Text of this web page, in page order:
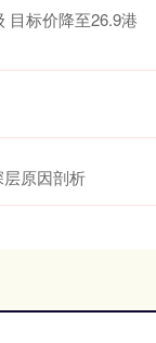
目标价降至26.9港
原因剖析